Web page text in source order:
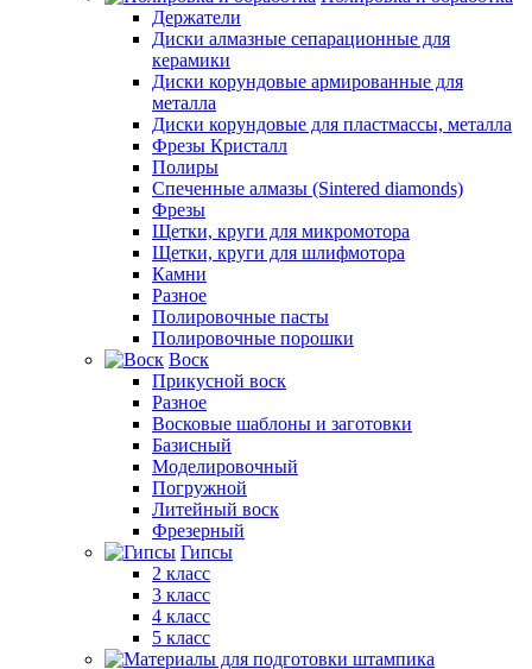
Держатели
Диски алмазные сепарационные для
керамики
Диски корундовые армированные для
металла
Диски корундовые для пластмассы, металла
Фрезы Кристалл
Полиры
Спеченные алмазы (Sintered diamonds)
Фрезы
Щетки, круги для микромотора
Щетки, круги для шлифмотора
Камни
Разное
Полировочные пасты
Полировочные порошки
Воск
Прикусной воск
Разное
Восковые шаблоны и заготовки
Базисный
Моделировочный
Погружной
Литейный воск
Фрезерный
Гипсы
2 класс
3 класс
4 класс
5 класс